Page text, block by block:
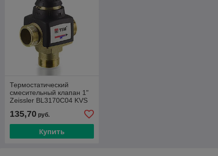
Термостатический
смесительный клапан 1"
Zeissler BL3170C04 KVS
135,70 руб.
Купить